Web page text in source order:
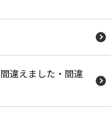
違えました・間違